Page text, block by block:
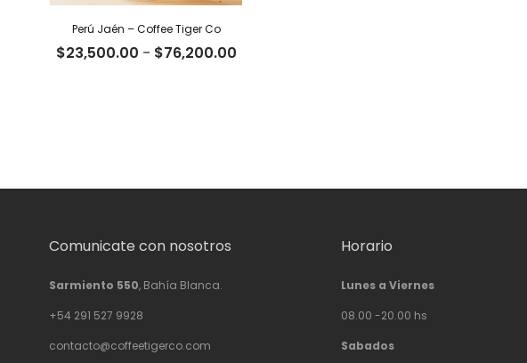
Perú Jaén – Coffee Tiger Co
$23,500.00 - $76,200.00Rango
Comunicate con nosotros
Sarmiento 550, Bahía Blanca.
+54 291 527 9928
contacto@coffeetigerco.com
Horario
Lunes a Viernes
08.00 -20.00 hs
Sabados